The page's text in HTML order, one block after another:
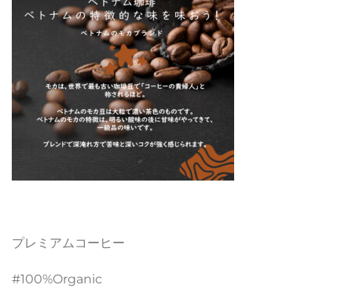
プレミアムコーヒー
#100%Organic